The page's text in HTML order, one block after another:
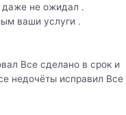
даже не ожидал .
ваши услуги .
Все сделано в срок и
недочёты исправил Все